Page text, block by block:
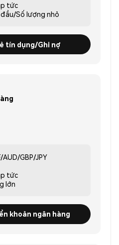
tức
đầu/Số lượng nhỏ
tín dụng/Ghi nợ
AUD/GBP/JPY
tức
lớn
khoản ngân hàng